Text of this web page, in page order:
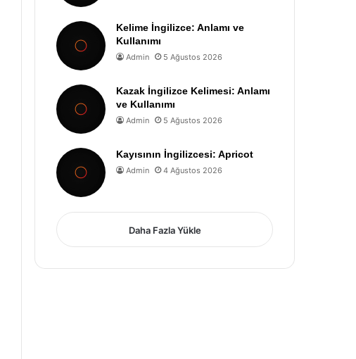
Kelime İngilizce: Anlamı ve
Kullanımı
Admin 5 Ağustos 2026
Kazak İngilizce Kelimesi: Anlamı
ve Kullanımı
Admin 5 Ağustos 2026
Kayısının İngilizcesi: Apricot
Admin 4 Ağustos 2026
Daha Fazla Yükle